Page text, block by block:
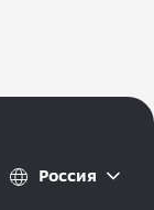
Россия